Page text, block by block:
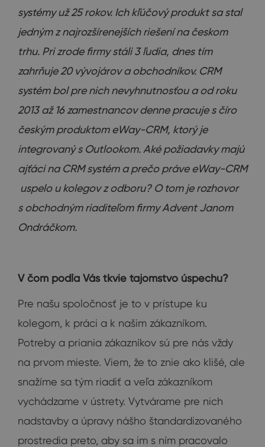
systémy už 25 rokov. Ich kľúčový produkt sa stal
jedným z najrozšírenejších riešení na českom
trhu. Pri zrode firmy stáli 3 ľudia, dnes tím
zahrňuje 20 vývojárov a obchodníkov. CRM
systém bol pre nich nevyhnutnosťou a od roku
2013 až 16 zamestnancov denne pracuje s číro
českým produktom eWay-CRM, ktorý je
integrovaný s Outlookom. Aké požiadavky majú
ajťáci na CRM systém a prečo práve eWay-CRM
uspelo u kolegov z odboru? O tom je rozhovor
s obchodným riaditeľom firmy Advent Janom
Ondráčkom.
V čom podľa Vás tkvie tajomstvo úspechu?
Pre našu spoločnosť je to v prístupe ku
kolegom, k práci a k našim zákazníkom.
Potreby a priania zákazníkov sú pre nás vždy
na prvom mieste. Viem, že to znie ako klišé, ale
snažíme sa tým riadiť a veľa zákazníkom
vychádzame v ústrety. Vytvárame pre nich
nadstavby a úpravy nášho štandardizovaného
prostredia preto, aby sa im s ním pracovalo